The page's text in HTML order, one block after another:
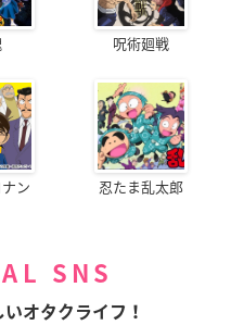
呪術廻戦
ン 忍たま乱太郎
SNS
オタクライフ！